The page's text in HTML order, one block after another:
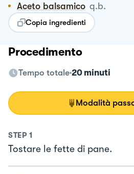
Aceto balsamico q.b.
Copia ingredienti
Procedimento
Tempo totale 20 minuti
Modalità
STEP 1
Tostare le fette di pane.